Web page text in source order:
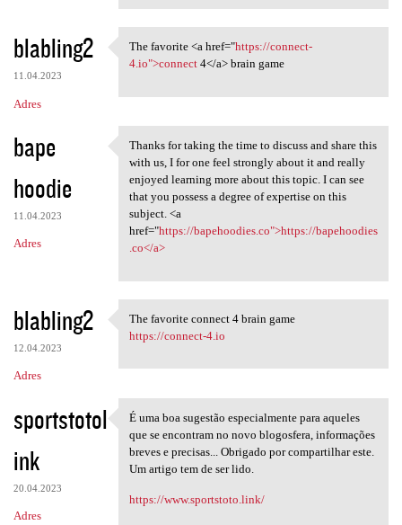
blabling2
11.04.2023
Adres
The favorite <a href="https:/
The favorite <a href="https://connect-
4.io">connect4</a> brain game
bape
hoodie
11.04.2023
Adres
Thanks for taking the time to
Thanks for taking the time to discuss and share this
with us, I for one feel strongly about it and really
enjoyed learning more about this topic. I can see
that you possess a degree of expertise on this
subject. <a
href="https://bapehoodies.co">https://bapehoodies
.co</a>
blabling2
12.04.2023
Adres
The favorite connect 4 brain
The favorite connect 4 brain game
https://connect-4.io
sportstotol
ink
20.04.2023
Adres
É uma boa sugestão
É uma boa sugestão especialmente para aqueles
que se encontram no novo blogosfera, informações
breves e precisas... Obrigado por compartilhar este.
Um artigo tem de ser lido.
https://www.sportstoto.link/